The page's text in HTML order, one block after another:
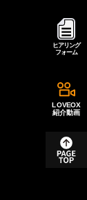
ヒアリング
フォーム
LOVEOX
紹介動画